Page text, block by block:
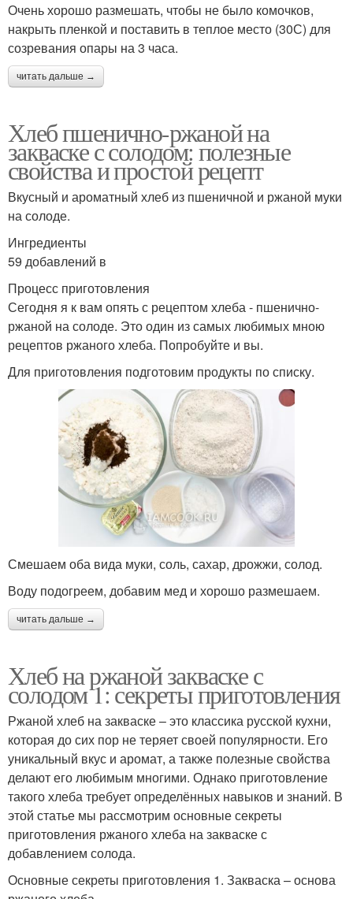
Очень хорошо размешать, чтобы не было комочков,
накрыть пленкой и поставить в теплое место (30С) для
созревания опары на 3 часа.
читать дальше →
Хлеб пшенично-ржаной на
закваске с солодом: полезные
свойства и простой рецепт
Вкусный и ароматный хлеб из пшеничной и ржаной муки
на солоде.
Ингредиенты
59 добавлений в
Процесс приготовления
Сегодня я к вам опять с рецептом хлеба - пшенично-
ржаной на солоде. Это один из самых любимых мною
рецептов ржаного хлеба. Попробуйте и вы.
Для приготовления подготовим продукты по списку.
Смешаем оба вида муки, соль, сахар, дрожжи, солод.
Воду подогреем, добавим мед и хорошо размешаем.
читать дальше →
Хлеб на ржаной закваске с
солодом 1: секреты приготовления
Ржаной хлеб на закваске – это классика русской кухни,
которая до сих пор не теряет своей популярности. Его
уникальный вкус и аромат, а также полезные свойства
делают его любимым многими. Однако приготовление
такого хлеба требует определённых навыков и знаний. В
этой статье мы рассмотрим основные секреты
приготовления ржаного хлеба на закваске с
добавлением солода.
Основные секреты приготовления 1. Закваска – основа